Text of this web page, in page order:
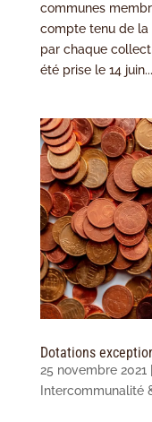
communes
compte tenu de la
par chaque
été prise le 14 juin...
Dotations
25 novembre 2021
Intercommunalité